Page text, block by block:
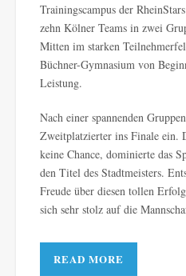
Trainingscampus der
zehn Kölner Teams in zwei
Mitten im starken
Büchner-Gymnasium von
Leistung.
Nach einer spannenden
Zweitplatzierter ins Finale ein.
keine Chance, dominierte das
den Titel des Stadtmeisters.
Freude über diesen tollen
sich sehr stolz auf die
READ MORE